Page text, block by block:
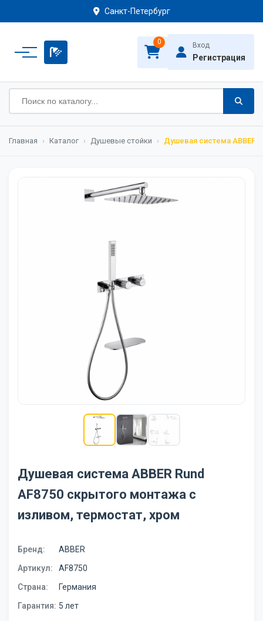
Санкт-Петербург
0 Вход
Регистрация
Главная › Каталог › Душевые стойки › Душевая система ABBER
Душевая система ABBER Rund
AF8750 скрытого монтажа с
изливом, термостат, хром
Бренд:
ABBER
Артикул:
AF8750
Страна:
Германия
Гарантия: 5 лет